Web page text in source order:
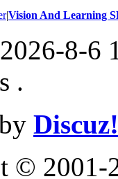
|Vision And Learning
8-6
.
Discuz!
© 2001-